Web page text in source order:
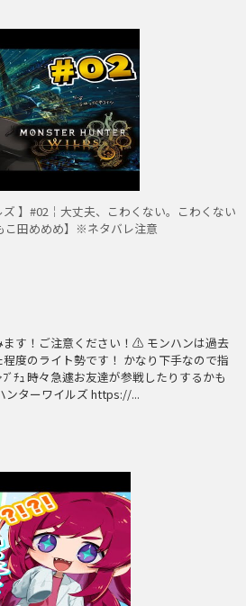
ズ 】#02￤大丈夫、こわくない。こわくない
こ田めめめ】※ネタバレ注意
す！ご注意ください！⚠️ モンハンは過去
度のライト勢です！ かなり下手なので指
ﾞﾁｭ 時々急遽お友達が参戦したりするかも
ンターワイルズ https://...